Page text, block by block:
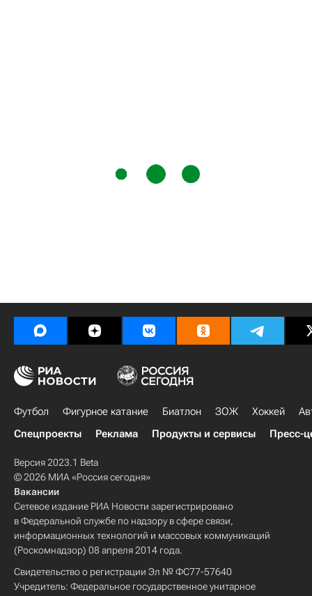
Футбол Фигурное катание Биатлон ЗОЖ Хоккей
Спецпроекты
Реклама Продукты и сервисы Пресс-
Версия 2023.1 Beta
© 2026 МИА «Россия сегодня»
Вакансии
Сетевое издание РИА Новости зарегистрировано
в Федеральной службе по надзору в сфере связи,
информационных технологий и массовых коммуникаций
(Роскомнадзор) 08 апреля 2014 года.
Свидетельство о регистрации Эл № ФС77-57640
Учредитель: Федеральное государственное унитарное